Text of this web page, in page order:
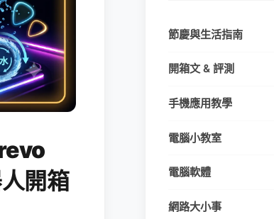
開箱
節慶與生活指南
開箱文 & 評測
手機應用教學
電腦小教室
電腦軟體
網路大小事